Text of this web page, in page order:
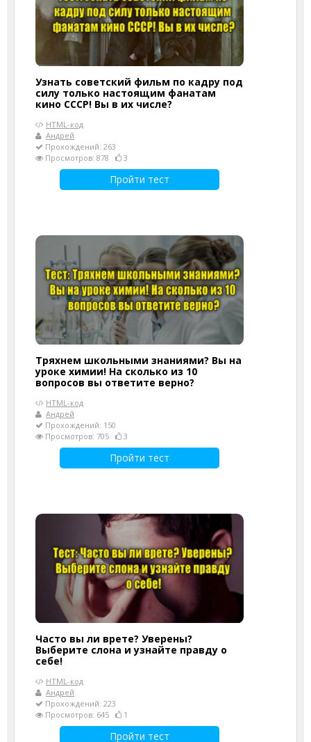
Узнать советский фильм по кадру под
силу только настоящим фанатам
кино СССР! Вы в их числе?
HTML-код
Андрей
Прохождений: 263
Просмотров: 878
3
Пройти тест
Тряхнем школьными знаниями? Вы на
уроке химии! На сколько из 10
вопросов вы ответите верно?
HTML-код
Андрей
Прохождений: 150
Просмотров: 705
3
Пройти тест
Часто вы ли врете? Уверены?
Выберите слона и узнайте правду о
себе!
HTML-код
Андрей
Прохождений: 223
Просмотров: 645
1
Пройти тест